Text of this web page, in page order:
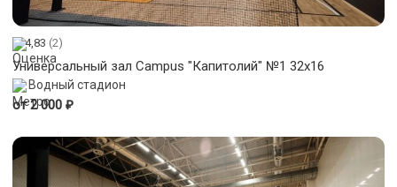
4,83 (2)
Универсальный зал Campus "Капитолий" №1 32x16
Водный стадион
от 2 000 ₽